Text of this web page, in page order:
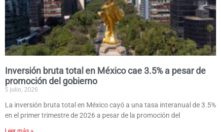
Inversión bruta total en México cae 3.5% a pesar de
promoción del gobierno
5 julio, 2026
La inversión bruta total en México cayó a una tasa interanual de 3.5%
en el primer trimestre de 2026 a pesar de la promoción del